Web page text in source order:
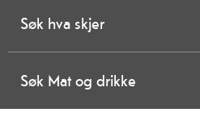
Søk hva skjer
Søk Mat og drikke